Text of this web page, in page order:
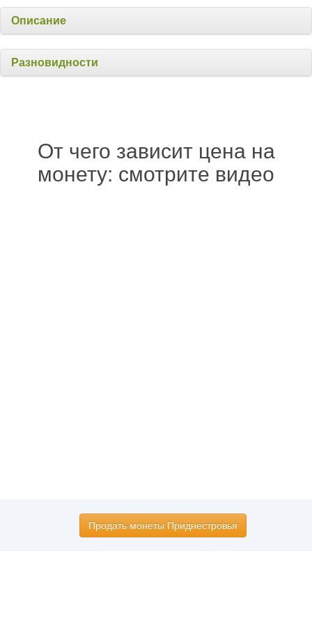
Описание
Разновидности
От чего зависит цена на
монету: смотрите видео
Продать монеты Приднестровья